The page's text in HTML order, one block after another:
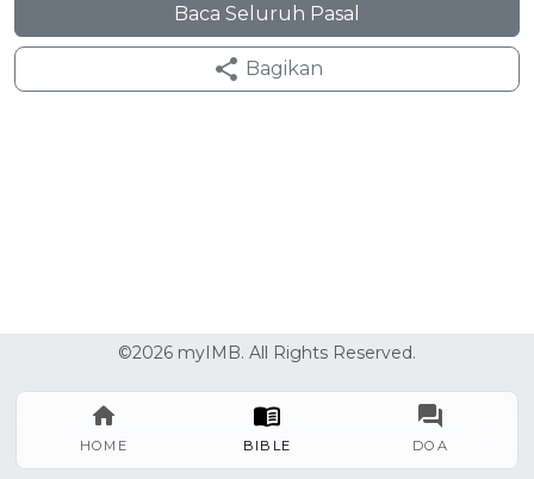
HOME BIBLE DOA
Baca Seluruh Pasal
Bagikan
©2026 myIMB. All Rights Reserved.